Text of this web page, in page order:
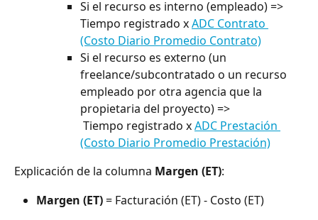
Si el recurso es interno (empleado) =>
Tiempo registrado x ADC Contrato
(Costo Diario Promedio Contrato)
Si el recurso es externo (un
freelance/subcontratado o un recurso
empleado por otra agencia que la
propietaria del proyecto) =>
Tiempo registrado x ADC Prestación
(Costo Diario Promedio Prestación)
Explicación de la columna Margen (ET):
Margen (ET) = Facturación (ET) - Costo (ET)